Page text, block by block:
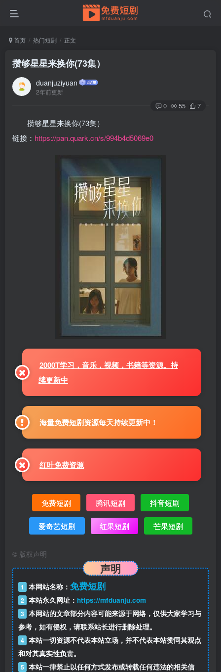
首页 热门短剧 正文
攒够星星来换你(73集）
duanjuziyuan
2年前更新
0 55 7
攒够星星来换你(73集）
链接： https://pan.quark.cn/s/994b4d5069e0
2000T学习，音乐，视频，书籍等资源。持
续更新中
海量免费短剧资源每天持续更新中！
红叶免费资源
免费短剧 腾讯短剧 抖音短剧
爱奇艺短剧 红果短剧 芒果短剧
© 版权声明
声明
1 本网站名称： 免费短剧
2 本站永久网址： https://mfduanju.com
3 本网站的文章部分内容可能来源于网络，仅供大家学习与
参考，如有侵权，请联系站长进行删除处理。
4 本站一切资源不代表本站立场，并不代表本站赞同其观点
和对其真实性负责。
5 本站一律禁止以任何方式发布或转载任何违法的相关信